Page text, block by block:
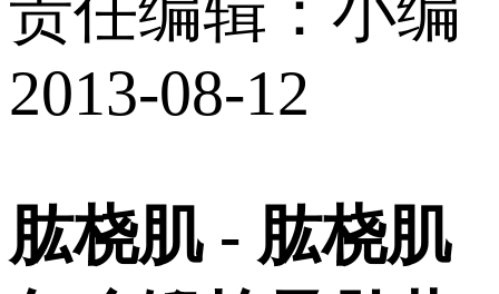
2013-08-12
肱桡肌 - 肱桡肌